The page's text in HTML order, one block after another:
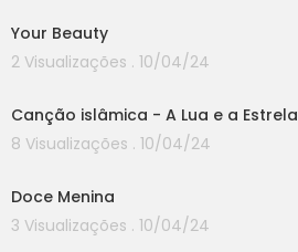
Your Beauty
2 Visualizações . 10/04/24
Canção islâmica - A Lua e a Estrela
8 Visualizações . 10/04/24
Doce Menina
3 Visualizações . 10/04/24